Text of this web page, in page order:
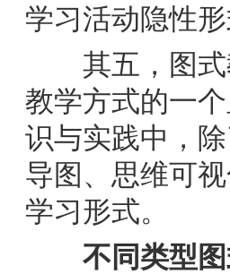
学习活动隐性形
其五，图式
教学方式的一
识与实践中，
导图、思维可
学习形式。
不同类型